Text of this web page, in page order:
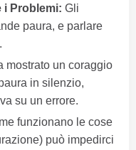
i Problemi: Gli
paura, e parlare
mostrato un coraggio
in silenzio,
su un errore.
funzionano le cose
può impedirci